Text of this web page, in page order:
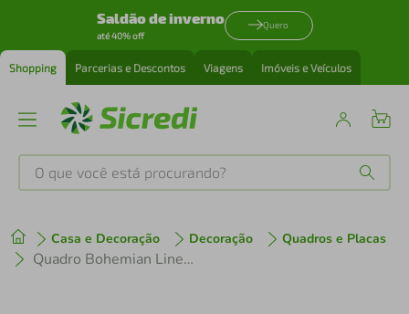
Saldão de inverno
até 40% off
Quero
Shopping Parcerias e Descontos Viagens Imóveis e Veículos
O que você está procurando?
Casa e Decoração Decoração Quadros e Placas
Quadro Bohemian Lines Earthy 100x70 Caixa Marrom
1º tenis